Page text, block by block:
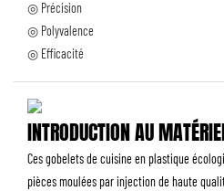
◎ Précision
◎ Polyvalence
◎ Efficacité
INTRODUCTION AU
Ces gobelets de cuisine en plastique
pièces moulées par injection de haute